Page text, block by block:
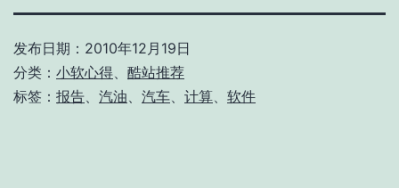
发布日期： 2010年12月19日
分类： 小软心得
酷站推荐
标签： 报告 汽油 汽车 计算 软件